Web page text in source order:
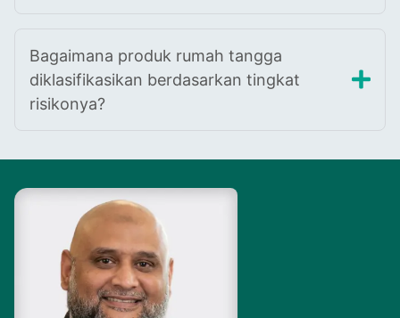
Bagaimana produk rumah tangga
diklasifikasikan berdasarkan tingkat
risikonya?